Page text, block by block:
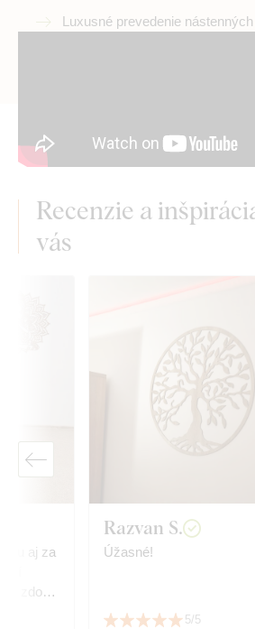
Luxusné prevedenie
Recenzie a
vás
aj za
Razvan S.
Úžasné!
5/5